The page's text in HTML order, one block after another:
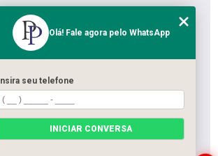
QUEM SOMOS
SERVIÇOS
CATEGORIAS
Olá! Fale agora pelo WhatsApp
Insira seu telefone
INICIAR CONVERSA